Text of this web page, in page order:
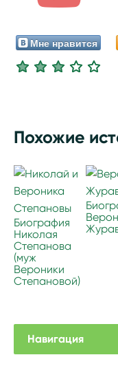
Мне нравится
Похожие
Биография
Николая
Степанова
(муж
Вероники
Степановой)
Навигация